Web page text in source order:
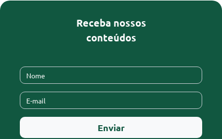
Receba nossos
conteúdos